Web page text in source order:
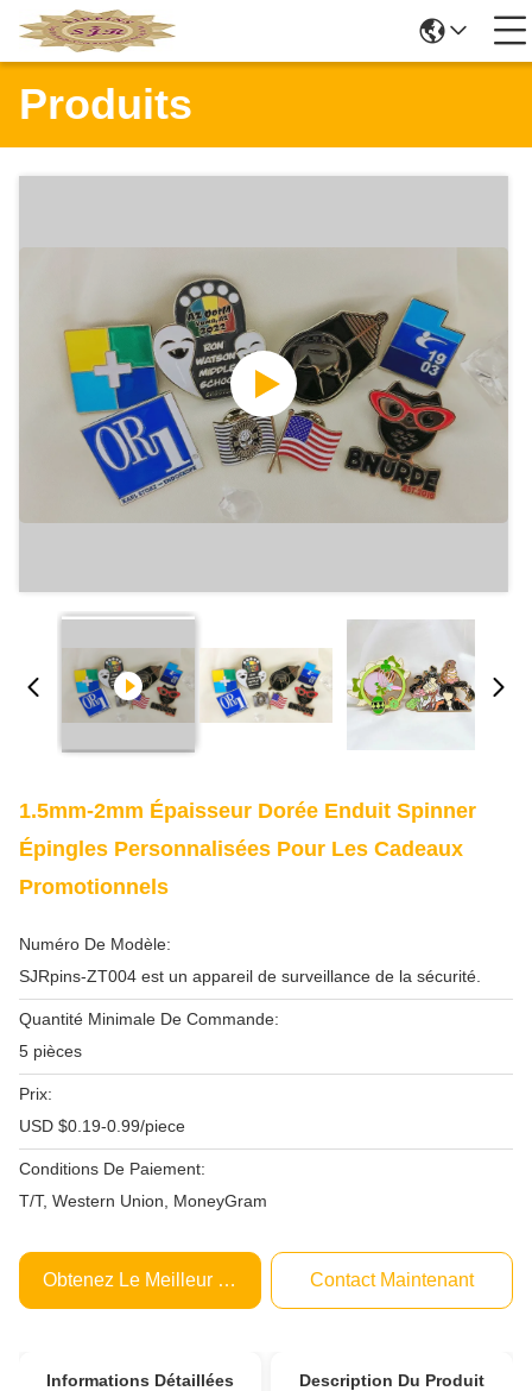
Produits
1.5mm-2mm Épaisseur Dorée Enduit Spinner
Épingles Personnalisées Pour Les Cadeaux
Promotionnels
Numéro De Modèle:
SJRpins-ZT004 est un appareil de surveillance de la sécurité.
Quantité Minimale De Commande:
5 pièces
Prix:
USD $0.19-0.99/piece
Conditions De Paiement:
T/T, Western Union, MoneyGram
Obtenez Le Meilleur Prix Contact Maintenant
Informations Détaillées Description Du Produit